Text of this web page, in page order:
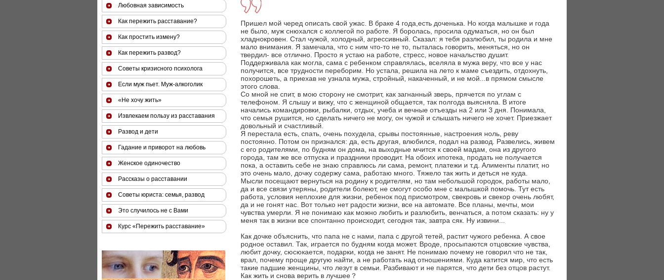
Пришел мой черед описать свой ужас. В браке 4 года,есть доченька. Но когда малышке и года
не было, муж снюхался с коллегой по работе. Я боролась, просила одуматься, но он был
хладнокровен. Стал чужой, холодный, агрессивный. Сказал: я тебя разлюбил, ты родила и мне
мало внимания. Я замечала, что с ним что-то не то, пыталась говорить, меняться, но он
твердил- все отлично. Просто я устаю на работе, стресс, новое начальство душит.
Поддерживала как могла, сама с ребенком справлялась, вселяла в мужа веру, что все у нас
получится, все трудности переборим. Но устала, решила на лето к маме съездить, отдохнуть,
похорошеть, а приехав не узнала мужа, стройный, накаченный, и не мой...в прямом смысле
этого слова.
Со мной не спит, в мою сторону не смотрит, как загнанный зверь, прячется по углам с
телефоном. Я слышу и вижу, что с женщиной общается, так полгода выясняла. В итоге
начались командировки, рыбалки, отдых, учеба и вечные отъезды на 2 или 3 дня. Понимала,
что семья рушится, но сделать ничего не могу, он чужой и слышать ничего не хочет. Приезжает
довольный и счастливый.
Я перестала есть, спать, очень похудела, срывы постоянные, настроения ноль, реву
постоянно. Потом он признался: да, есть другая, влюбился, подал на развод. Развелись, живем
с его родителями, по будням он дома, на выходные мчится к своей мадам, она из другого
города, там же все отпуска и праздники проводит. На обоих ипотека, продать не получается
пока, а оставить себе не знаю справлюсь ли сама, ремонт, платежи и т.д. Алименты платит, но
это очень мало, дочку содержу сама, работаю много. Тяжело так жить и деться не куда.
Мысли посещают вернуться на родину к родителям, но там небольшой городок, работы мало,
да и все связи утеряны, родители болеют, не смогут особо мне с малышкой помочь. Тут есть
работа, условия неплохие для жизни, ребенок под присмотром, свекровь и свекор очень любят,
да и не гонят нас. Вот только нет радости жизни, все на автомате. Все планы, мечты, мои
чувства умерли. Я не понимаю как можно любить и разлюбить, венчаться, а потом сказать: ну у
меня так в жизни все спонтанно происходит, сегодня так, завтра сяк. Ну извини...
Как дочке объяснить, что папа не с нами, папа с другой тетей, растит чужого ребенка. А свое
родное оставил. Так, играется по будням когда может. Вроде, просыпаются отцовские чувства,
любит дочку, сюсюкается, подарки, когда не занят. Не понимаю почему не говорил что не так,
врал, почему проще другую найти, а не работать над отношениями. Куда катится мир, что есть
такие падшие женщины, что лезут в семьи. Разбивают и не парятся, что дети без отцов растут.
Как жить и снова верить в лучшее？
Любовная зависимость
Как пережить расставание?
Как простить измену?
Как пережить развод?
Советы кризисного психолога
Если муж пьет. Муж-алкоголик
«Не хочу жить»
Извлекаем пользу из расставания
Развод и дети
Гадание и приворот на любовь
Женское одиночество
Рассказы о расставании
Советы юриста: семья, развод
Это случилось не с Вами
Курс «Пережить расставание»